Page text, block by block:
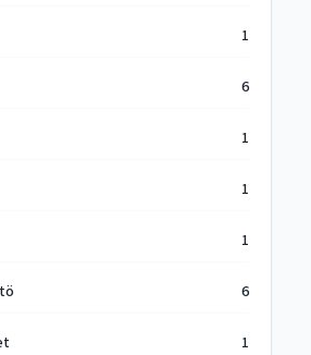
1
6
1
1
1
6
1